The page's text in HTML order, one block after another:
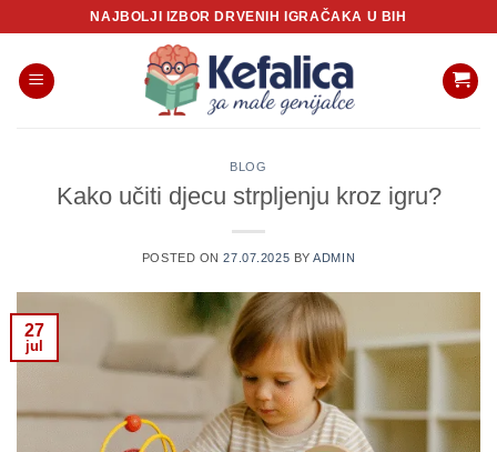
content
NAJBOLJI IZBOR DRVENIH IGRAČAKA U BIH
BLOG
Kako učiti djecu strpljenju kroz igru?
POSTED ON27.07.2025 BYADMIN
27
jul